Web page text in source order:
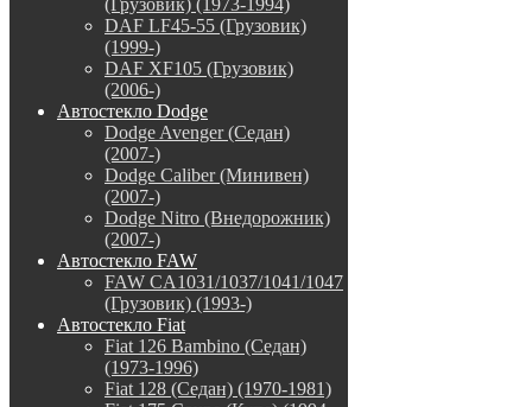
DAF LF45-55 (Грузовик)
(1999-)
DAF XF105 (Грузовик)
(2006-)
Автостекло Dodge
Dodge Avenger (Седан)
(2007-)
Dodge Caliber (Минивен)
(2007-)
Dodge Nitro (Внедорожник)
(2007-)
Автостекло FAW
FAW CA1031/1037/1041/1047
(Грузовик) (1993-)
Автостекло Fiat
Fiat 126 Bambino (Седан)
(1973-1996)
Fiat 128 (Седан) (1970-1981)